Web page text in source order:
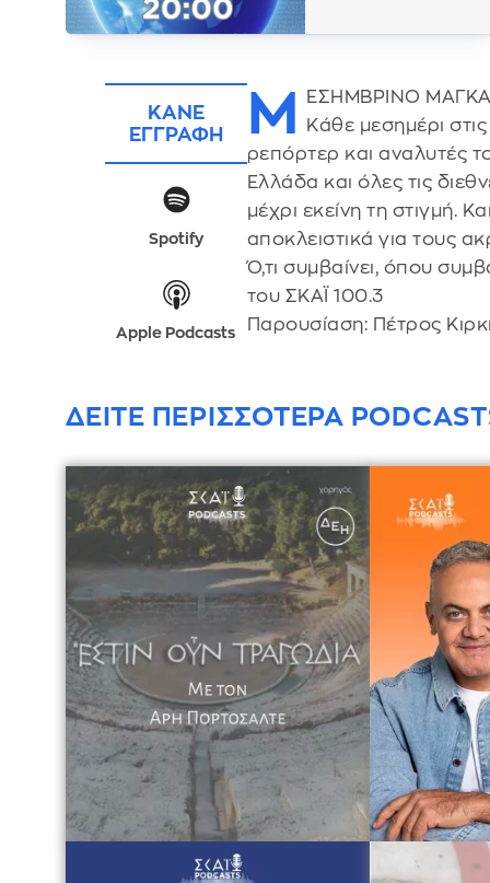
ΚΑΝΕ
ΕΓΓΡΑΦΗ
Spotify
Apple Podcasts
Μ
ΕΣΗΜΒΡΙΝΟ
Κάθε μεσημέρι
ρεπόρτερ και αναλυτές
Ελλάδα και όλες τις
μέχρι εκείνη τη στιγμή.
αποκλειστικά για τους
Ό,τι συμβαίνει, όπου
του ΣΚΑΪ 100.3
Παρουσίαση: Πέτρος
ΔΕΙΤΕ ΠΕΡΙΣΣΟΤΕΡΑ